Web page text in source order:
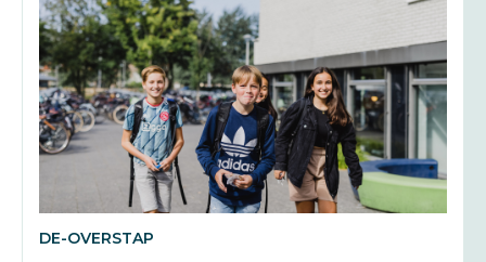
DE-OVERSTAP